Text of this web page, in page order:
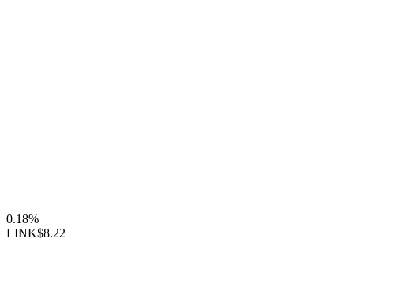
0.18%
LINK$8.22